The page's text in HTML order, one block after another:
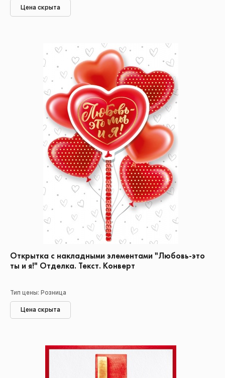
Цена скрыта
Открытка с накладными элементами "Любовь-это
ты и я!" Отделка. Текст. Конверт
Тип цены: Розница
Цена скрыта